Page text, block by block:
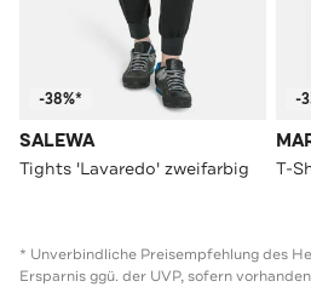
-38%*
SALEWA
Tights 'Lavaredo' zweifarbig
-
T-
* Unverbindliche Preisempfehlung des
Ersparnis ggü. der UVP, sofern vorhanden